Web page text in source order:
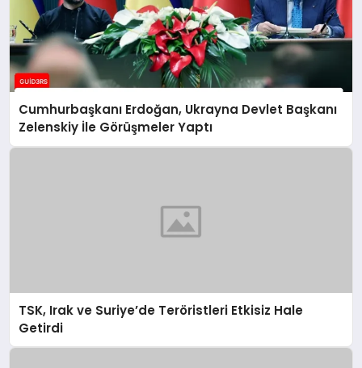
Cumhurbaşkanı Erdoğan, Ukrayna Devlet Başkanı
Zelenskiy İle Görüşmeler Yaptı
TSK, Irak ve Suriye’de Teröristleri Etkisiz Hale
Getirdi